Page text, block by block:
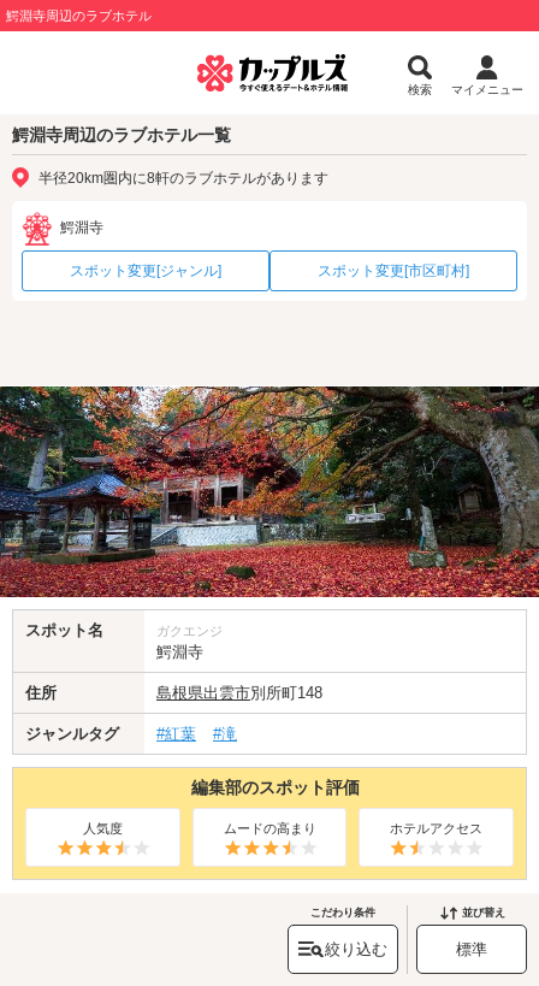
鰐淵寺周辺のラブホテル
検索 マイメニュー
鰐淵寺周辺のラブホテル一覧
半径20km圏内に8軒のラブホテルがあります
鰐淵寺
スポット変更[ジャンル] スポット変更[市区町村]
スポット名 ガクエンジ
鰐淵寺
住所 島根県出雲市別所町148
ジャンルタグ #紅葉 #滝
編集部のスポット評価
人気度 ムードの高まり ホテルアクセス
こだわり条件
絞り込む
並び替え
標準